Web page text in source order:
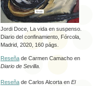
Jordi Doce, La vida en suspenso.
Diario del confinamiento, Fórcola,
Madrid, 2020, 160 págs.
Reseña de Carmen Camacho en
Diario de Sevilla.
Reseña de Carlos Alcorta en El